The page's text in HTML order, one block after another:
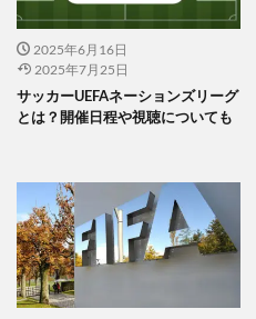
2025年6月16日
2025年7月25日
サッカーUEFAネーションズリーグ
とは？開催日程や視聴についても